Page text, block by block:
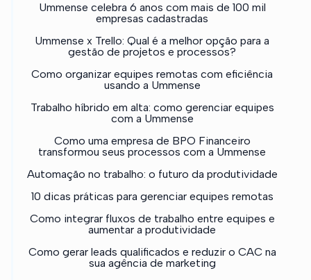
Ummense celebra 6 anos com mais de 100 mil
empresas cadastradas
Ummense x Trello: Qual é a melhor opção para a
gestão de projetos e processos?
Como organizar equipes remotas com eficiência
usando a Ummense
Trabalho híbrido em alta: como gerenciar equipes
com a Ummense
Como uma empresa de BPO Financeiro
transformou seus processos com a Ummense
Automação no trabalho: o futuro da produtividade
10 dicas práticas para gerenciar equipes remotas
Como integrar fluxos de trabalho entre equipes e
aumentar a produtividade
Como gerar leads qualificados e reduzir o CAC na
sua agência de marketing